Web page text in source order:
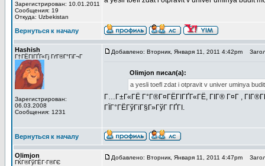
Зарегистрирован: 10.01.2011
Сообщения: 19
Откуда: Uzbekistan
Вернуться к началу
Hashish
Г†ГЁГІГҐГ«Гј ГґГ®Г°ГіГ¬Г
Зарегистрирован:
06.03.2008
Сообщения: 1231
Добавлено: Вторник, Января 11, 2011 4:42pm
Olimjon писал(а):
a yesli toefl zdat i otpravit v univer uminya
Г…Г±Г«ГЁ Г°Г®Г¤ГЁГІГҐГ«ГЁ, ГІГ® Г¤Г ,
ГЇГ°ГЁГўГїГ§Г»ГўГ ГҐГІ.
Вернуться к началу
Olimjon
ГЌГ®ГўГЁГ·Г®ГЄ
Добавлено: Вторник, Января 11, 2011 4:47pm